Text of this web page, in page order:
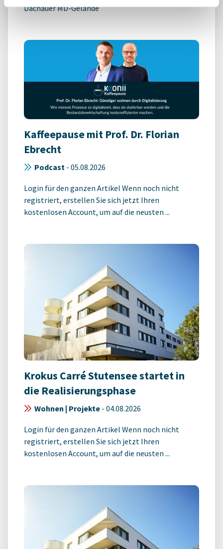
Dachauer MD-Gelände
Kaffeepause mit Prof. Dr. Florian
Ebrecht
Podcast - 05.08.2026
Login für den ganzen Artikel Wenn noch nicht
registriert, erstellen Sie sich jetzt Ihren
kostenlosen Account, um auf die neusten ...
Krokus Carré Stutensee startet in
die Realisierungsphase
Wohnen | Projekte - 04.08.2026
Login für den ganzen Artikel Wenn noch nicht
registriert, erstellen Sie sich jetzt Ihren
kostenlosen Account, um auf die neusten ...